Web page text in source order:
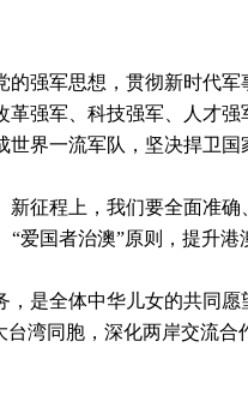
强军思想，贯彻新时代军
强军、科技强军、人才
界一流军队，坚决捍卫
征程上，我们要全面准确
“爱国者治澳”原则，提升
是全体中华儿女的共同愿
湾同胞，深化两岸交流合